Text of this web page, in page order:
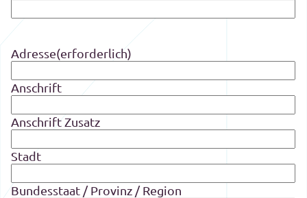
Adresse(erforderlich)
Anschrift
Anschrift Zusatz
Stadt
Bundesstaat / Provinz / Region